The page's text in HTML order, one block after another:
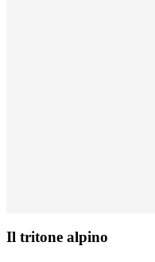
Il tritone alpino